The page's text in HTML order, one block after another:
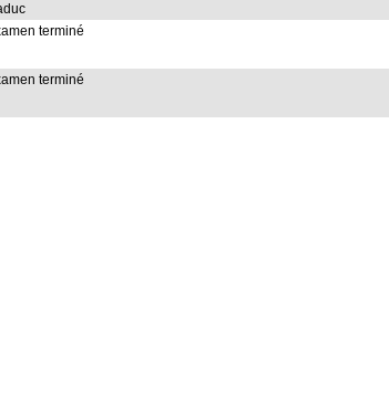
terminé
terminé